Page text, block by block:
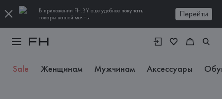
В приложении FH.BY еще удобнее покупать
товары вашей мечты
Перейти
Sale Женщинам Мужчинам Аксессуары